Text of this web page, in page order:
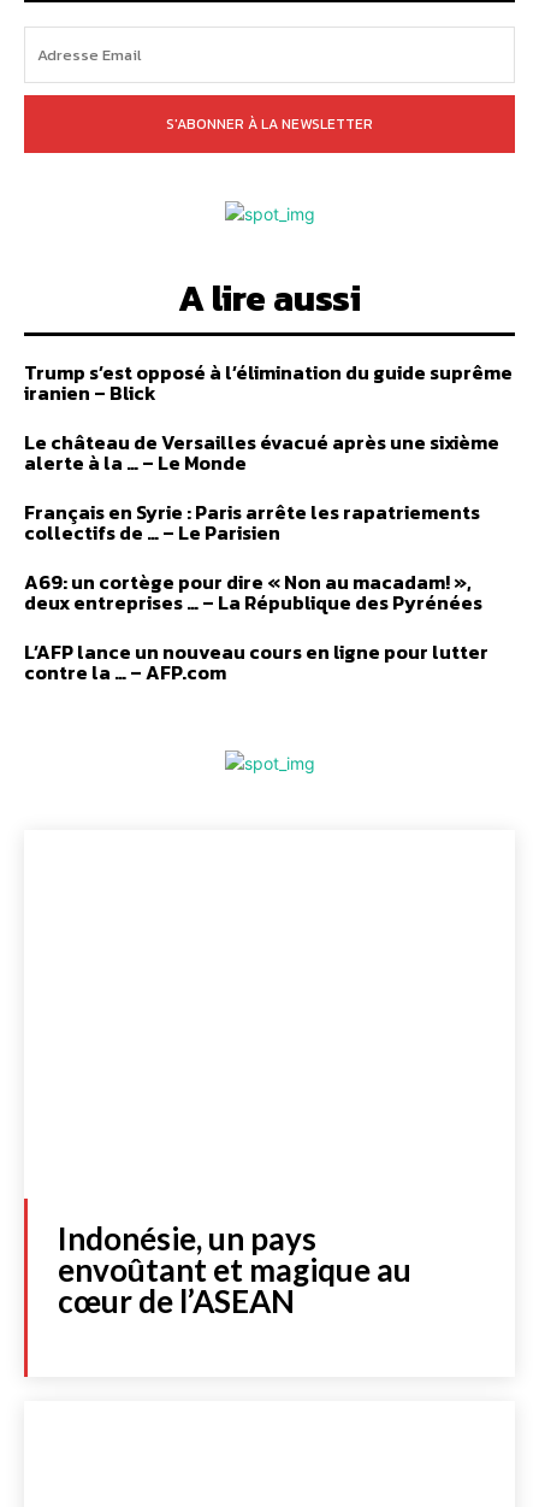
S'ABONNER À LA NEWSLETTER
A lire aussi
Trump s’est opposé à l’élimination du guide suprême
iranien – Blick
Le château de Versailles évacué après une sixième
alerte à la … – Le Monde
Français en Syrie : Paris arrête les rapatriements
collectifs de … – Le Parisien
A69: un cortège pour dire « Non au macadam! »,
deux entreprises … – La République des Pyrénées
L’AFP lance un nouveau cours en ligne pour lutter
contre la … – AFP.com
Indonésie, un pays
envoûtant et magique au
cœur de l’ASEAN